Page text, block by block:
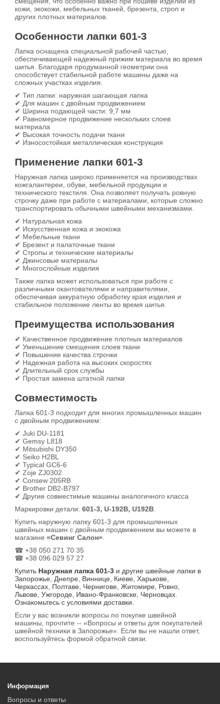
кожи, экокожи, мебельных тканей, брезента, строп и
других плотных материалов.
Особенности лапки 601-3
Лапка оснащена специальной рабочей частью,
обеспечивающей надежный прижим материала во время
шитья. Благодаря продуманной геометрии она
способствует стабильной работе машины даже на
сложных участках изделия.
✔ Тип лапки: наружная шагающая лапка
✔ Для машин с двойным продвижением
✔ Ширина подающей части: 9,7 мм
✔ Равномерное продвижение нескольких слоев
материала
✔ Высокая точность подачи ткани
✔ Износостойкая металлическая конструкция
Применение лапки 601-3
Наружная лапка широко применяется на производствах
кожгалантереи, обуви, мебельной продукции и
технического текстиля. Она позволяет получать ровную
строчку даже при работе с материалами, которые сложно
транспортировать обычными швейными механизмами.
✔ Натуральная кожа
✔ Искусственная кожа и экокожа
✔ Мебельные ткани
✔ Брезент и палаточные ткани
✔ Стропы и технические материалы
✔ Джинсовые материалы
✔ Многослойные изделия
Также лапка может использоваться при работе с
различными окантователями и направителями,
обеспечивая аккуратную обработку края изделия и
стабильное положение ленты во время шитья.
Преимущества использования
✔ Качественное продвижение плотных материалов
✔ Уменьшение смещения слоев ткани
✔ Повышение качества строчки
✔ Надежная работа на высоких скоростях
✔ Длительный срок службы
✔ Простая замена штатной лапки
Совместимость
Лапка 601-3 подходит для многих промышленных машин
с двойным продвижением:
✔ Juki DU-1181
✔ Gemsy L818
✔ Mitsubishi DY350
✔ Seiko H2BL
✔ Typical GC6-6
✔ Zoje ZJ0302
✔ Consew 205RB
✔ Brother DB2-B797
✔ Другие совместимые машины аналогичного класса
Маркировки детали: 601-3, U-192B, U192B
Купить наружную лапку 601-3 для промышленных
швейных машин с двойным продвижением вы можете в
магазине «Севинг Салон»
☎ +38 050 271 70 35
☎ +38 096 029 57 27
Купить Наружная лапка 601-3 и другие швейные лапки в
Запорожье, Днепре, Виннице, Киеве, Харькове,
Черкассах, Полтаве, Чернигове, Житомире, Ровно,
Львове, Ужгороде, Ивано-Франковске, Черновцах.
Ознакомьтесь с условиями доставки.
Если у вас возникли вопросы по покупке швейной
машины, прочтите -- «Вопросы и ответы для покупателей
швейной техники в Запорожье». Если вы не нашли ответ,
воспользуйтесь формой обратной связи.
Информация
Вопросы и ответы